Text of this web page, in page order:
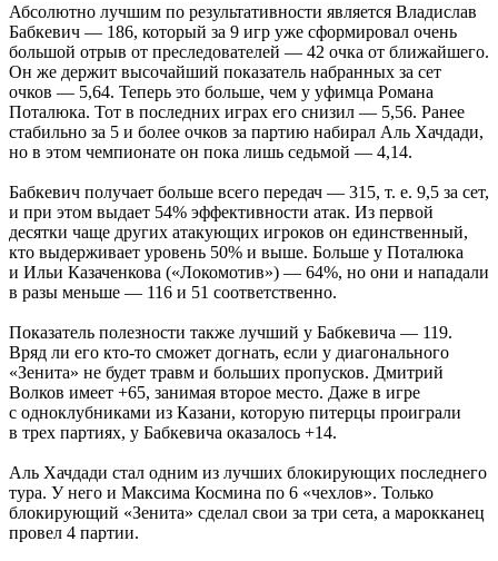
Абсолютно лучшим по результативности является Владислав
Бабкевич — 186, который за 9 игр уже сформировал очень
большой отрыв от преследователей — 42 очка от ближайшего.
Он же держит высочайший показатель набранных за сет
очков — 5,64. Теперь это больше, чем у уфимца Романа
Поталюка. Тот в последних играх его снизил — 5,56. Ранее
стабильно за 5 и более очков за партию набирал Аль Хачдади,
но в этом чемпионате он пока лишь седьмой — 4,14.
Бабкевич получает больше всего передач — 315, т. е. 9,5 за сет,
и при этом выдает 54% эффективности атак. Из первой
десятки чаще других атакующих игроков он единственный,
кто выдерживает уровень 50% и выше. Больше у Поталюка
и Ильи Казаченкова («Локомотив») — 64%, но они и нападали
в разы меньше — 116 и 51 соответственно.
Показатель полезности также лучший у Бабкевича — 119.
Вряд ли его кто-то сможет догнать, если у диагонального
«Зенита» не будет травм и больших пропусков. Дмитрий
Волков имеет +65, занимая второе место. Даже в игре
с одноклубниками из Казани, которую питерцы проиграли
в трех партиях, у Бабкевича оказалось +14.
Аль Хачдади стал одним из лучших блокирующих последнего
тура. У него и Максима Космина по 6 «чехлов». Только
блокирующий «Зенита» сделал свои за три сета, а марокканец
провел 4 партии.